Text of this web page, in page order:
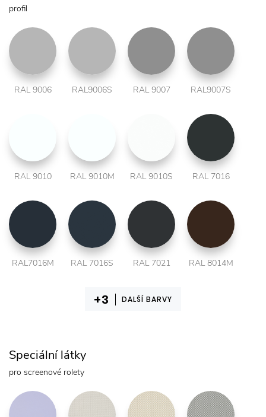
profil
RAL 9006 RAL9006S RAL 9007 RAL9007S
RAL 9010 RAL 9010M RAL 9010S RAL 7016
RAL7016M RAL 7016S RAL 7021 RAL 8014M
DALŠÍ BARVY
Speciální látky
pro screenové rolety